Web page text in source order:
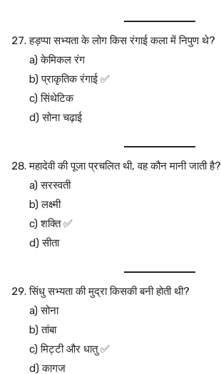
हड़प्पा सभ्यता के लोग किस रंगाई कला में निपुण थे?
a) केमिकल रंग
b) प्राकृतिक रंगाई ✅
c) सिंथेटिक
d) सोना चढ़ाई
महादेवी की पूजा प्रचलित थी, वह कौन मानी जाती है?
a) सरस्वती
b) लक्ष्मी
c) शक्ति ✅
d) सीता
सिंधु सभ्यता की मुद्रा किसकी बनी होती थी?
a) सोना
b) तांबा
c) मिट्टी और धातु ✅
d) कागज